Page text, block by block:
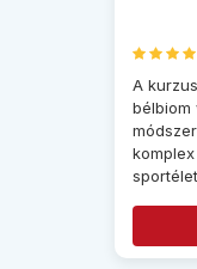
A
bélbiom